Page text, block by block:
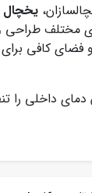
یخچال
ابعاد و اندازه های مختلف
کافی برای
داخلی را